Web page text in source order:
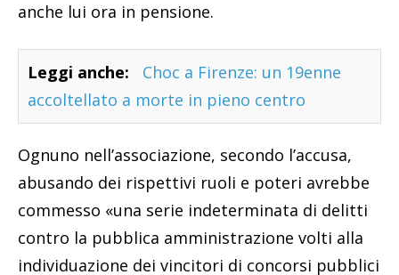
anche lui ora in pensione.
Leggi anche:
Choc a Firenze: un 19enne
accoltellato a morte in pieno centro
Ognuno nell’associazione, secondo l’accusa,
abusando dei rispettivi ruoli e poteri avrebbe
commesso «una serie indeterminata di delitti
contro la pubblica amministrazione volti alla
individuazione dei vincitori di concorsi pubblici